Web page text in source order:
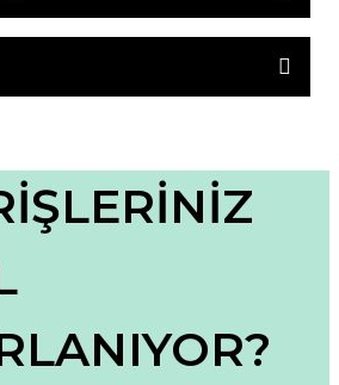
teşekkür ederiz.
bozuk veya görüntülenemiyor.
eksik bilgiler bulunuyor.
daha pahalı.
alternatifler olmalı.